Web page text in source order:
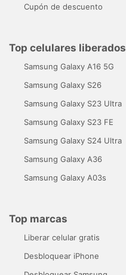
Cupón de descuento
Top celulares liberados
Samsung Galaxy A16 5G
Samsung Galaxy S26
Samsung Galaxy S23 Ultra
Samsung Galaxy S23 FE
Samsung Galaxy S24 Ultra
Samsung Galaxy A36
Samsung Galaxy A03s
Top marcas
Liberar celular gratis
Desbloquear iPhone